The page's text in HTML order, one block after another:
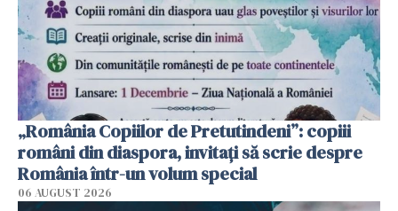
„România Copiilor de Pretutindeni”: copiii
români din diaspora, invitați să scrie despre
România într-un volum special
06 AUGUST 2026